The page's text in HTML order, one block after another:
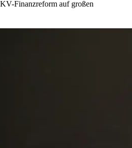
Finanzreform auf großen